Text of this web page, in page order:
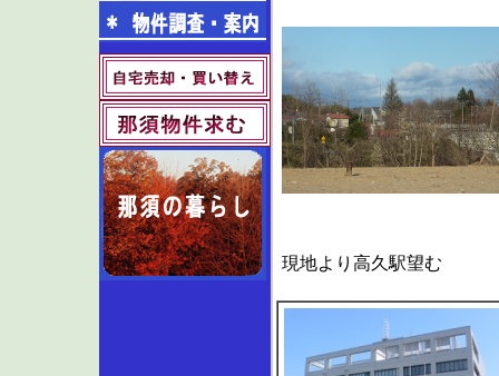
現地より高久駅望む